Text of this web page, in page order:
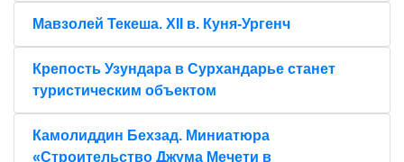
Мавзолей Текеша. XII в. Куня-Ургенч
Крепость Узундара в Сурхандарье станет
туристическим объектом
Камолиддин Бехзад. Миниатюра
«Строительство Джума Мечети в